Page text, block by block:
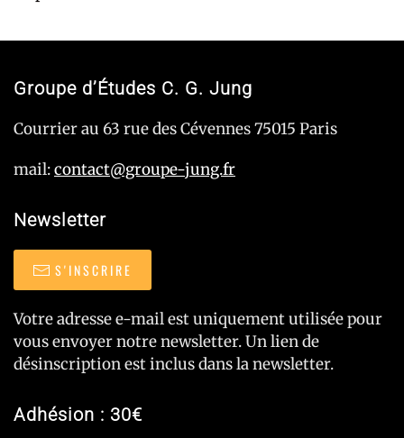
Groupe d’Études C. G. Jung
Courrier au 63 rue des Cévennes 75015 Paris
mail:contact@groupe-jung.fr
Newsletter
S'INSCRIRE
Votre adresse e-mail est uniquement utilisée pour
vous envoyer notre newsletter. Un lien de
désinscription est inclus dans la newsletter.
Adhésion : 30€